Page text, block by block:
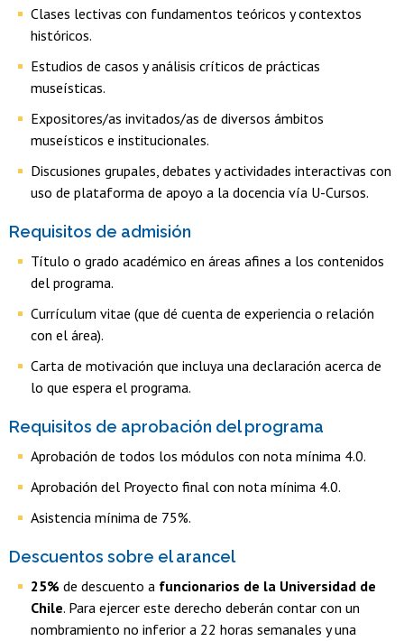
Clases lectivas con fundamentos teóricos y contextos
históricos.
Estudios de casos y análisis críticos de prácticas
museísticas.
Expositores/as invitados/as de diversos ámbitos
museísticos e institucionales.
Discusiones grupales, debates y actividades interactivas con
uso de plataforma de apoyo a la docencia vía U-Cursos.
Requisitos de admisión
Título o grado académico en áreas afines a los contenidos
del programa.
Currículum vitae (que dé cuenta de experiencia o relación
con el área).
Carta de motivación que incluya una declaración acerca de
lo que espera el programa.
Requisitos de aprobación del programa
Aprobación de todos los módulos con nota mínima 4.0.
Aprobación del Proyecto final con nota mínima 4.0.
Asistencia mínima de 75%.
Descuentos sobre el arancel
25% de descuento a funcionarios de la Universidad de
Chile. Para ejercer este derecho deberán contar con un
nombramiento no inferior a 22 horas semanales y una